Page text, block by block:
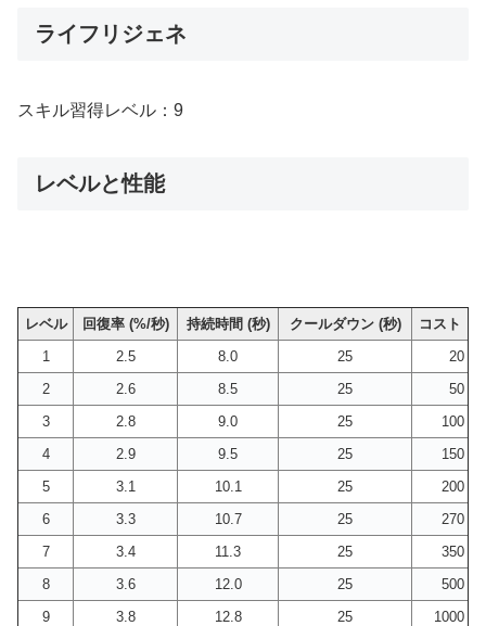
ライフリジェネ
スキル習得レベル：9
レベルと性能
レベル 回復率 (%/秒) 持続時間 (秒) クールダウン (秒)
コスト
1
2.5 8.0 25
20
2
2.6 8.5 25
50
3
2.8 9.0 25
100
4
2.9 9.5 25
150
5
3.1 10.1 25
200
6
3.3 10.7 25
270
7
3.4 11.3 25
350
8
3.6 12.0 25
500
9
3.8 12.8 25 1000